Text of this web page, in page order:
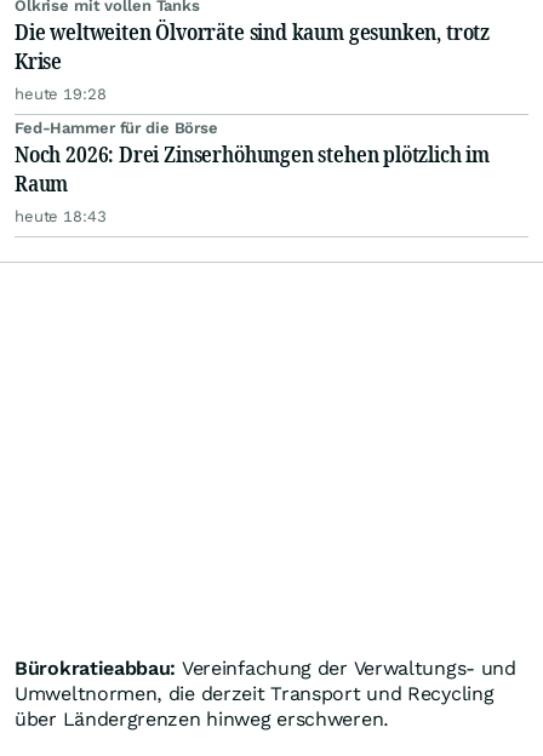
Ölkrise mit vollen Tanks
Die weltweiten Ölvorräte sind kaum gesunken, trotz
Krise
heute 19:28
Fed-Hammer für die Börse
Noch 2026: Drei Zinserhöhungen stehen plötzlich im
Raum
heute 18:43
Bürokratieabbau: Vereinfachung der Verwaltungs- und
Umweltnormen, die derzeit Transport und Recycling
über Ländergrenzen hinweg erschweren.